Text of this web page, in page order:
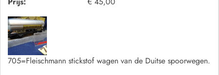
705=Fleischmann stickstof wagen van de Duitse spoorwegen.